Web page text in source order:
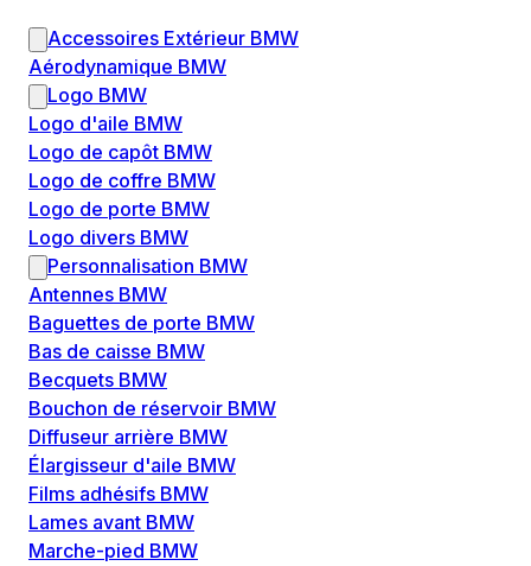
Accessoires Extérieur BMW
Aérodynamique BMW
Logo BMW
Logo d'aile BMW
Logo de capôt BMW
Logo de coffre BMW
Logo de porte BMW
Logo divers BMW
Personnalisation BMW
Antennes BMW
Baguettes de porte BMW
Bas de caisse BMW
Becquets BMW
Bouchon de réservoir BMW
Diffuseur arrière BMW
Élargisseur d'aile BMW
Films adhésifs BMW
Lames avant BMW
Marche-pied BMW